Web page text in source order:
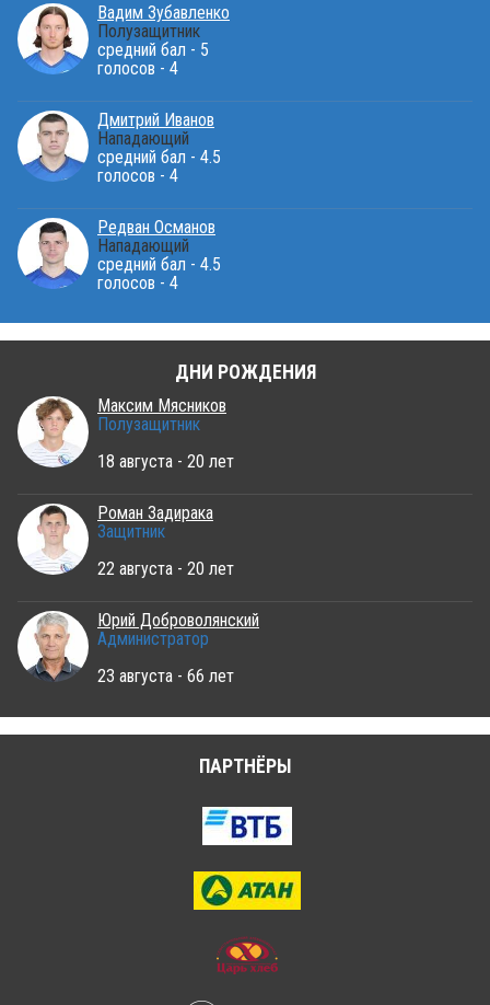
Вадим Зубавленко
Полузащитник
средний бал - 5
голосов - 4
Дмитрий Иванов
Нападающий
средний бал - 4.5
голосов - 4
Редван Османов
Нападающий
средний бал - 4.5
голосов - 4
ДНИ РОЖДЕНИЯ
Максим Мясников
Полузащитник
18 августа - 20 лет
Роман Задирака
Защитник
22 августа - 20 лет
Юрий Доброволянский
Администратор
23 августа - 66 лет
ПАРТНЁРЫ